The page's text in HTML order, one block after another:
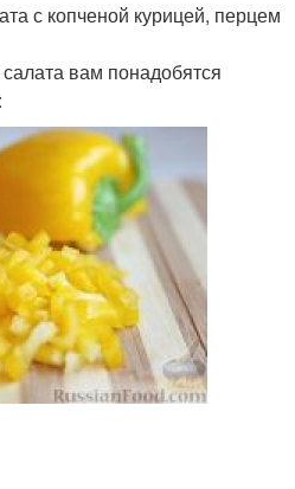
с копченой курицей, перцем
вам понадобятся